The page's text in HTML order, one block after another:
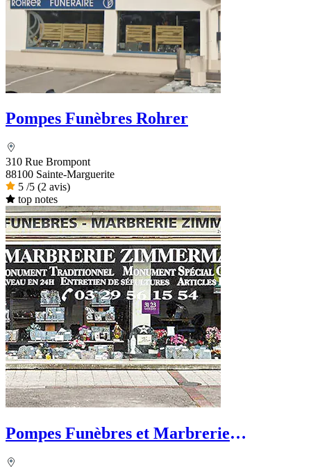
Pompes Funèbres Rohrer
310 Rue Brompont
88100 Sainte-Marguerite
5 /5 (2 avis)
top notes
Pompes Funèbres et Marbrerie